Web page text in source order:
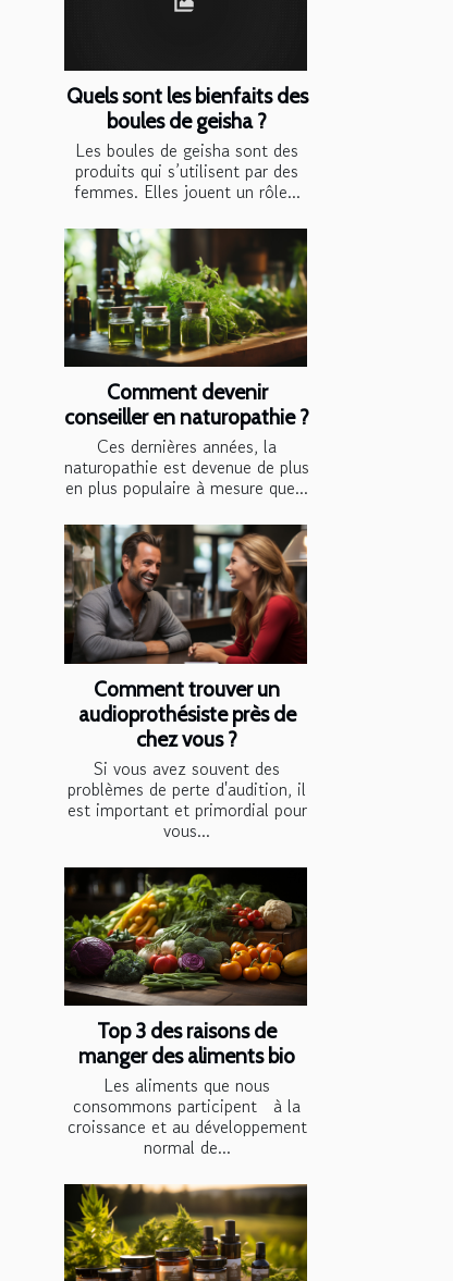
Quels sont les bienfaits des
boules de geisha ?
Les boules de geisha sont des
produits qui s’utilisent par des
femmes. Elles jouent un rôle...
Comment devenir
conseiller en naturopathie ?
Ces dernières années, la
naturopathie est devenue de plus
en plus populaire à mesure que...
Comment trouver un
audioprothésiste près de
chez vous ?
Si vous avez souvent des
problèmes de perte d'audition, il
est important et primordial pour
vous...
Top 3 des raisons de
manger des aliments bio
Les aliments que nous
consommons participent à la
croissance et au développement
normal de...